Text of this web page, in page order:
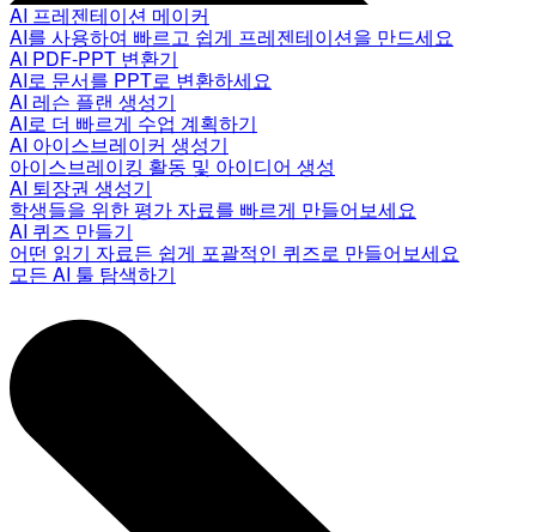
AI 프레젠테이션 메이커
AI를 사용하여 빠르고 쉽게 프레젠테이션을 만드세요
AI PDF-PPT 변환기
AI로 문서를 PPT로 변환하세요
AI 레슨 플랜 생성기
AI로 더 빠르게 수업 계획하기
AI 아이스브레이커 생성기
아이스브레이킹 활동 및 아이디어 생성
AI 퇴장권 생성기
학생들을 위한 평가 자료를 빠르게 만들어보세요
AI 퀴즈 만들기
어떤 읽기 자료든 쉽게 포괄적인 퀴즈로 만들어보세요
모든 AI 툴 탐색하기